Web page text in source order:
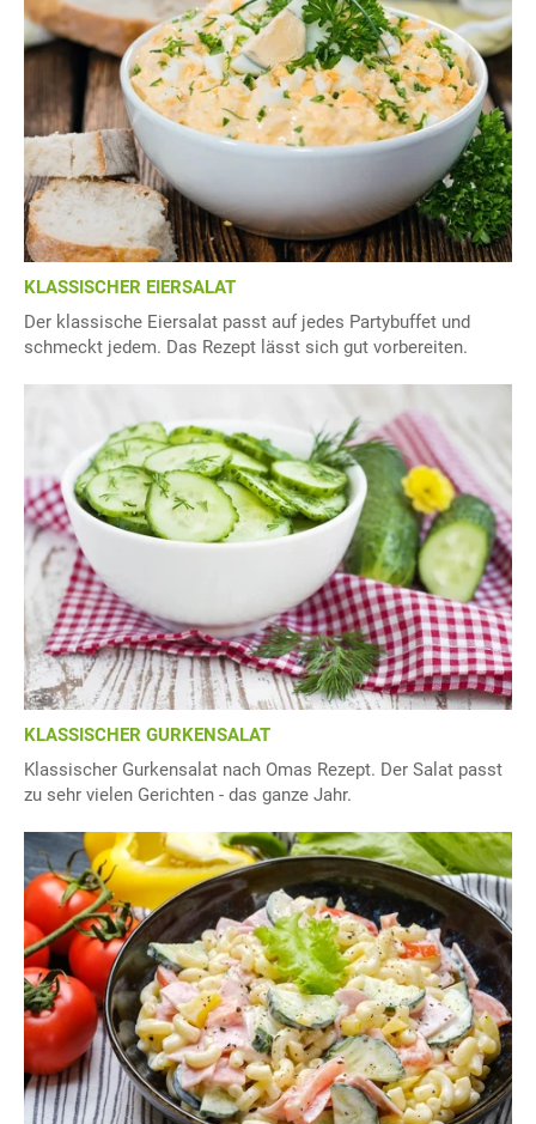
KLASSISCHER EIERSALAT
Der klassische Eiersalat passt auf jedes Partybuffet und
schmeckt jedem. Das Rezept lässt sich gut vorbereiten.
KLASSISCHER GURKENSALAT
Klassischer Gurkensalat nach Omas Rezept. Der Salat passt
zu sehr vielen Gerichten - das ganze Jahr.